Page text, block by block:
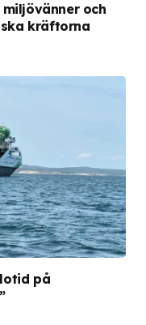
och
kräftorna
på